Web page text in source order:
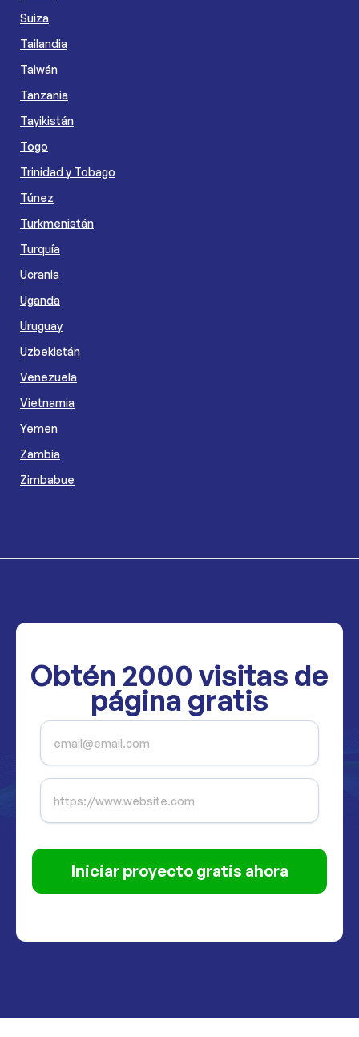
Suiza
Tailandia
Taiwán
Tanzania
Tayikistán
Togo
Trinidad y Tobago
Túnez
Turkmenistán
Turquía
Ucrania
Uganda
Uruguay
Uzbekistán
Venezuela
Vietnamia
Yemen
Zambia
Zimbabue
Obtén 2000 visitas de
página gratis
Iniciar proyecto gratis ahora